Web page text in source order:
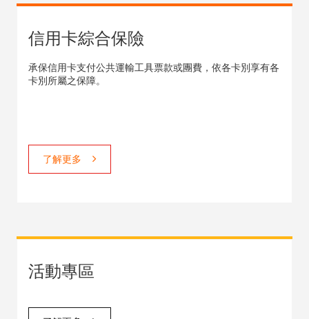
信用卡綜合保險
承保信用卡支付公共運輸工具票款或團費，依各卡別享有各
卡別所屬之保障。
了解更多
活動專區